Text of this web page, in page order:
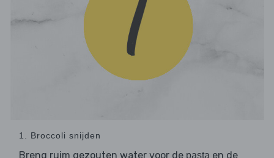
1. Broccoli snijden
Breng ruim gezouten water voor de pasta en de